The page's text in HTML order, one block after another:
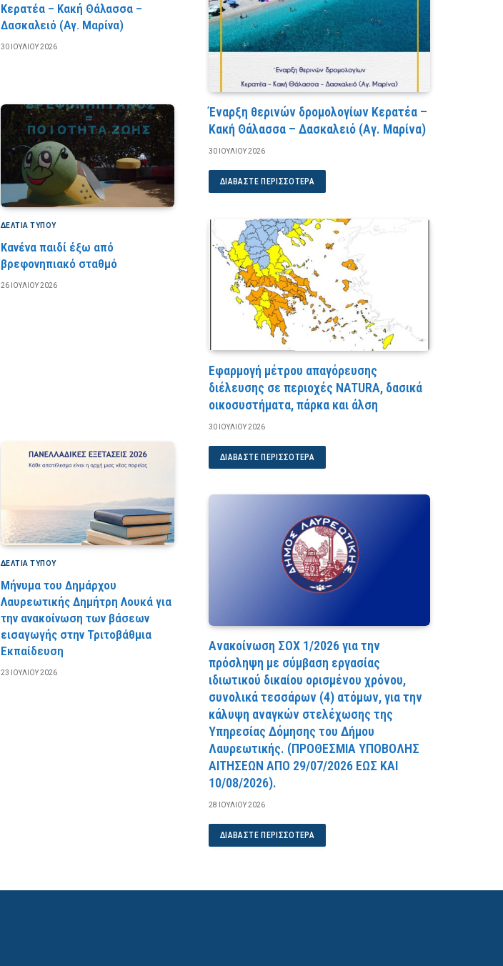
Κερατέα – Κακή Θάλασσα –
Δασκαλειό (Αγ. Μαρίνα)
30 ΙΟΥΛΊΟΥ 2026
ΔΕΛΤΙΑ ΤΥΠΟΥ
Κανένα παιδί έξω από
βρεφονηπιακό σταθμό
26 ΙΟΥΛΊΟΥ 2026
ΔΕΛΤΙΑ ΤΥΠΟΥ
Μήνυμα του Δημάρχου
Λαυρεωτικής Δημήτρη Λουκά για
την ανακοίνωση των βάσεων
εισαγωγής στην Τριτοβάθμια
Εκπαίδευση
23 ΙΟΥΛΊΟΥ 2026
Έναρξη θερινών δρομολογίων Κερατέα –
Κακή Θάλασσα – Δασκαλειό (Αγ. Μαρίνα)
30 ΙΟΥΛΊΟΥ 2026
ΔΙΑΒΆΣΤΕ ΠΕΡΙΣΣΌΤΕΡΑ
Εφαρμογή μέτρου απαγόρευσης
διέλευσης σε περιοχές NATURA, δασικά
οικοσυστήματα, πάρκα και άλση
30 ΙΟΥΛΊΟΥ 2026
ΔΙΑΒΆΣΤΕ ΠΕΡΙΣΣΌΤΕΡΑ
Ανακοίνωση ΣΟΧ 1/2026 για την
πρόσληψη με σύμβαση εργασίας
ιδιωτικού δικαίου ορισμένου χρόνου,
συνολικά τεσσάρων (4) ατόμων, για την
κάλυψη αναγκών στελέχωσης της
Υπηρεσίας Δόμησης του Δήμου
Λαυρεωτικής. (ΠPOΘEΣMIA YΠOBOΛHΣ
AITHΣEΩN AΠO 29/07/2026 EΩΣ KAI
10/08/2026).
28 ΙΟΥΛΊΟΥ 2026
ΔΙΑΒΆΣΤΕ ΠΕΡΙΣΣΌΤΕΡΑ